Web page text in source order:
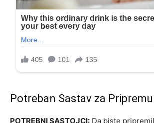
Potreban Sastav za Pripremu
POTREBNI SASTOJCI: Da biste